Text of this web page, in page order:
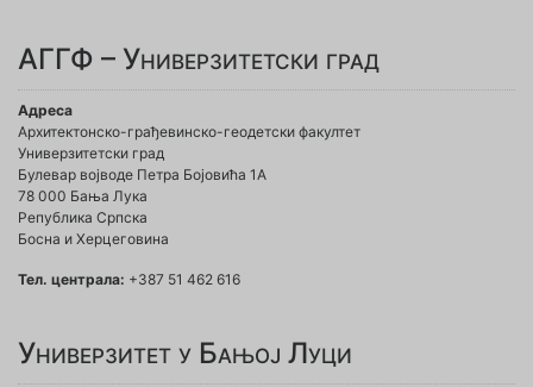
АГГФ – Универзитетски град
Адреса
Архитектонско-грађевинско-геодетски факултет
Универзитетски град
Булевар војводе Петра Бојовића 1A
78 000 Бања Лука
Република Српска
Босна и Херцеговина
Тел. централа: +387 51 462 616
Универзитет у Бањој Луци